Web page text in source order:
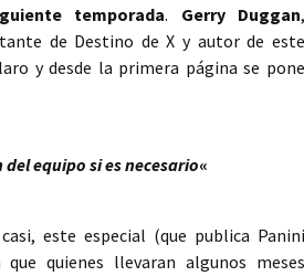
temporada. Gerry Duggan,
de Destino de X y autor de este
y desde la primera página se pone
del equipo si es necesario«
este especial (que publica Panini
que quienes llevaran algunos meses